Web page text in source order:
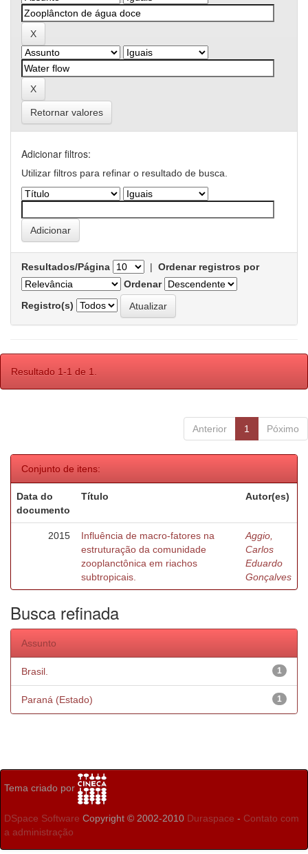
Retornar valores
Adicionar filtros:
Utilizar filtros para refinar o resultado de busca.
Resultados/Página | Ordenar registros por
Ordenar
Registro(s)
Resultado 1-1 de 1.
Anterior 1 Póximo
Conjunto de itens:
Data do
documento
Título Autor(es)
2015
Influência de macro-fatores na
estruturação da comunidade
zooplanctônica em riachos
subtropicais.
Aggio,
Carlos
Eduardo
Gonçalves
Busca refinada
Assunto
1
Brasil.
1
Paraná (Estado)
Tema criado por
DSpace Software Copyright © 2002-2010 Duraspace - Contato com
a administração